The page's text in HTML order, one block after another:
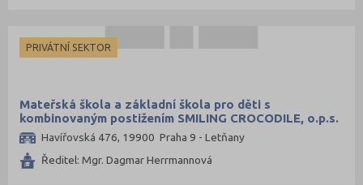
PRIVÁTNÍ SEKTOR
Mateřská škola a základní škola pro děti s
kombinovaným postižením SMILING CROCODILE, o.p.s.
Havířovská 476, 19900 Praha 9 - Letňany
Ředitel: Mgr. Dagmar Herrmannová